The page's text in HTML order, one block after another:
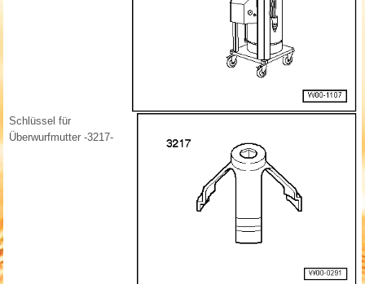
Schlüssel für
Überwurfmutter -3217-